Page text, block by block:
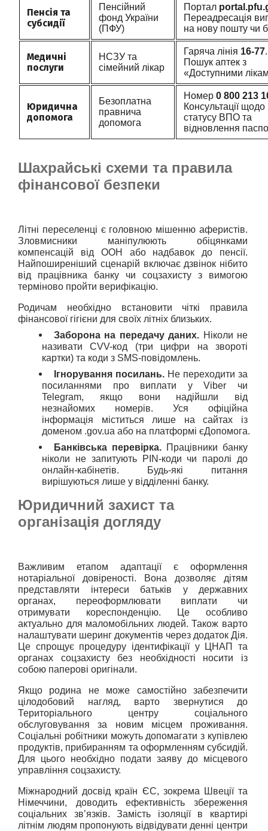
Пенсія та
субсидії
Пенсійний
фонд України
(ПФУ)
Портал
Переадресація
на нову пошту чи
Медичні
послуги
НСЗУ та
сімейний лікар
Гаряча лінія 16-77.
Пошук аптек з
«Доступними
Юридична
допомога
Безоплатна
правнича
допомога
Номер 0 800 213
Консультації щодо
статусу ВПО та
відновлення
Шахрайські схеми та правила
фінансової безпеки
Літні переселенці є головною мішенню аферистів.
Зловмисники маніпулюють обіцянками
компенсацій від ООН або надбавок до пенсії.
Найпоширеніший сценарій включає дзвінок нібито
від працівника банку чи соцзахисту з вимогою
терміново пройти верифікацію.
Родичам необхідно встановити чіткі правила
фінансової гігієни для своїх літніх близьких.
Заборона на передачу даних. Ніколи не
називати CVV-код (три цифри на звороті
картки) та коди з SMS-повідомлень.
Ігнорування посилань. Не переходити за
посиланнями про виплати у Viber чи
Telegram, якщо вони надійшли від
незнайомих номерів. Уся офіційна
інформація міститься лише на сайтах із
доменом .gov.ua або на платформі єДопомога.
Банківська перевірка. Працівники банку
ніколи не запитують PIN-коди чи паролі до
онлайн-кабінетів. Будь-які питання
вирішуються лише у відділенні банку.
Юридичний захист та
організація догляду
Важливим етапом адаптації є оформлення
нотаріальної довіреності. Вона дозволяє дітям
представляти інтереси батьків у державних
органах, переоформлювати виплати чи
отримувати кореспонденцію. Це особливо
актуально для маломобільних людей. Також варто
налаштувати шеринг документів через додаток Дія.
Це спрощує процедуру ідентифікації у ЦНАП та
органах соцзахисту без необхідності носити із
собою паперові оригінали.
Якщо родина не може самостійно забезпечити
цілодобовий нагляд, варто звернутися до
Територіального центру соціального
обслуговування за новим місцем проживання.
Соціальні робітники можуть допомагати з купівлею
продуктів, прибиранням та оформленням субсидій.
Для цього необхідно подати заяву до місцевого
управління соцзахисту.
Міжнародний досвід країн ЄС, зокрема Швеції та
Німеччини, доводить ефективність збереження
соціальних зв’язків. Замість ізоляції в квартирі
літнім людям пропонують відвідувати денні центри